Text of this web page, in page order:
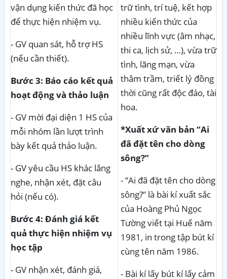
vận dụng kiến thức đã học
để thực hiện nhiệm vụ.
- GV quan sát, hỗ trợ HS
(nếu cần thiết).
Bước 3: Báo cáo kết quả
hoạt động và thảo luận
- GV mời đại diện 1 HS của
mỗi nhóm lần lượt trình
bày kết quả thảo luận.
- GV yêu cầu HS khác lắng
nghe, nhận xét, đặt câu
hỏi (nếu có).
Bước 4: Đánh giá kết
quả thực hiện nhiệm vụ
học tập
- GV nhận xét, đánh giá,
trữ tình, trí tuệ, kết hợp
nhiều kiến thức của
nhiều lĩnh vực (âm nhạc,
thi ca, lịch sử, …), vừa trữ
tình, lãng mạn, vừa
thâm trầm, triết lý đồng
thời cũng rất độc đáo, tài
hoa.
*Xuất xứ văn bản “Ai
đã đặt tên cho dòng
sông?”
- “Ai đã đặt tên cho dòng
sông?” là bài kí xuất sắc
của Hoàng Phủ Ngọc
Tường viết tại Huế năm
1981, in trong tập bút kí
cùng tên năm 1986.
- Bài kí lấy bút kí lấy cảm